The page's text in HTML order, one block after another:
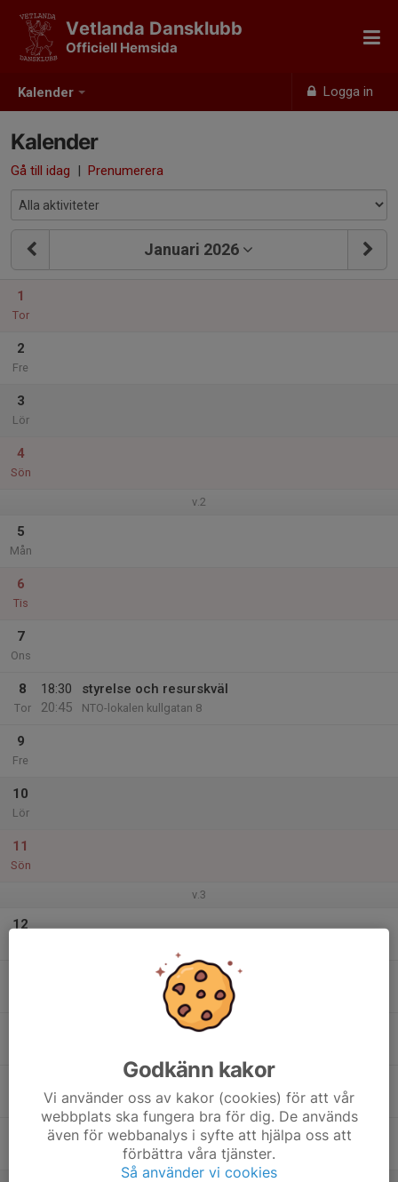
Kalender Logga in
Vetlanda Dansklubb
Officiell Hemsida
Kalender
Gå till idag | Prenumerera
Januari 2026
1
Tor
2
Fre
3
Lör
4
Sön
v.2
5
Mån
6
Tis
7
Ons
8
Tor
18:30
20:45
styrelse och resurskväl
NTO-lokalen kullgatan 8
9
Fre
10
Lör
11
Sön
v.3
12
20:45
Uppstart Danskväll (spellista)
NTO-lokalen kullgatan 8
Godkänn kakor
Vi använder oss av kakor (cookies) för att vår
webbplats ska fungera bra för dig. De används
även för webbanalys i syfte att hjälpa oss att
förbättra våra tjänster.
Så använder vi cookies